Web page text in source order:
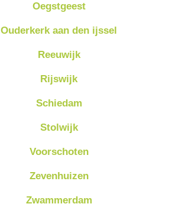
Oegstgeest
Ouderkerk aan den ijssel
Reeuwijk
Rijswijk
Schiedam
Stolwijk
Voorschoten
Zevenhuizen
Zwammerdam